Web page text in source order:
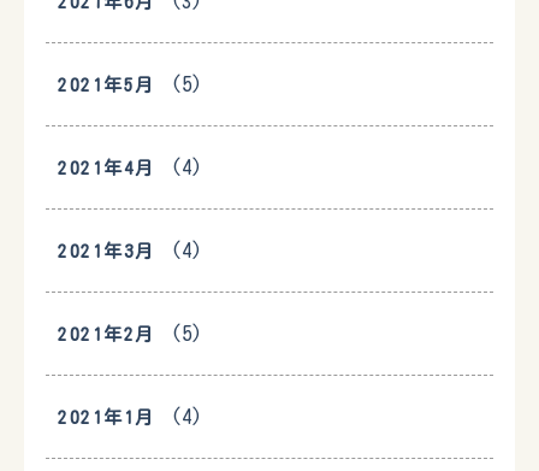
2021年5月 (5)
2021年4月 (4)
2021年3月 (4)
2021年2月 (5)
2021年1月 (4)